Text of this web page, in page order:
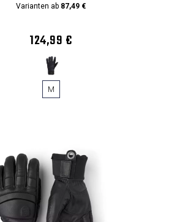
Varianten ab 87,49 €
124,99 €
M